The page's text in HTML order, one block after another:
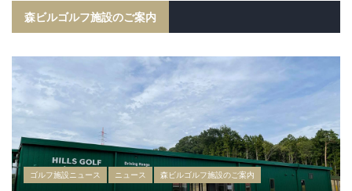
森ビルゴルフ施設のご案内
ゴルフ施設ニュース ニュース 森ビルゴルフ施設のご案内